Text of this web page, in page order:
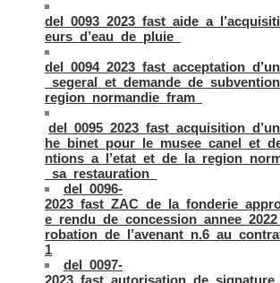
eurs_d’eau_de_pluie_
region_normandie_fram_
_sa_restauration_
del_0096-
1
del_0097-